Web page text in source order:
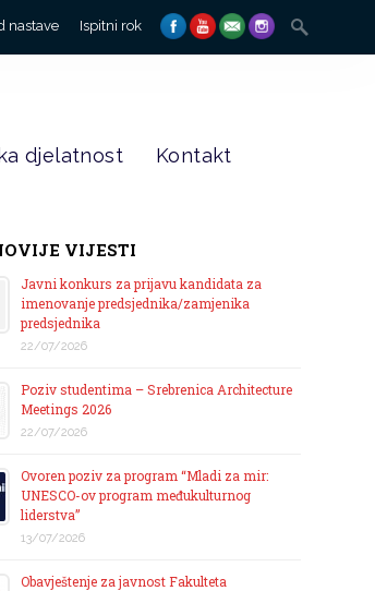
nastave Ispitni rok
Search
for:
djelatnost Kontakt
VIJESTI
Javni konkurs za prijavu kandidata za
imenovanje predsjednika/zamjenika
predsjednika
22/07/2026
Poziv studentima – Srebrenica Architecture
Meetings 2026
22/07/2026
Ovoren poziv za program “Mladi za mir:
UNESCO-ov program međukulturnog
liderstva”
13/07/2026
Obavještenje za javnost Fakulteta